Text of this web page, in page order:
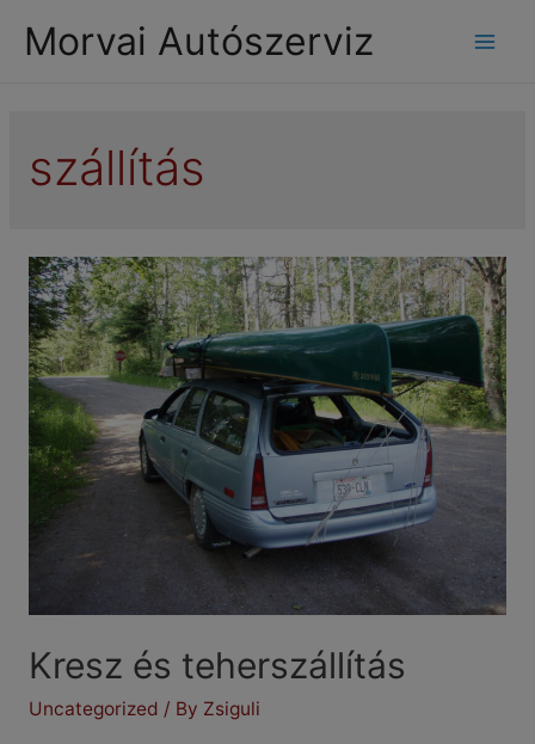
Morvai Autószerviz
szállítás
Kresz és teherszállítás
Uncategorized / By Zsiguli